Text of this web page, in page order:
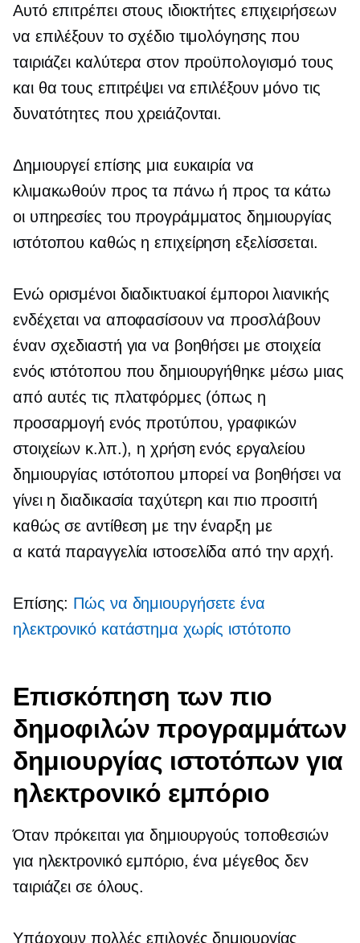
Αυτό επιτρέπει στους ιδιοκτήτες επιχειρήσεων
να επιλέξουν το σχέδιο τιμολόγησης που
ταιριάζει καλύτερα στον προϋπολογισμό τους
και θα τους επιτρέψει να επιλέξουν μόνο τις
δυνατότητες που χρειάζονται.
Δημιουργεί επίσης μια ευκαιρία να
κλιμακωθούν προς τα πάνω ή προς τα κάτω
οι υπηρεσίες του προγράμματος δημιουργίας
ιστότοπου καθώς η επιχείρηση εξελίσσεται.
Ενώ ορισμένοι διαδικτυακοί έμποροι λιανικής
ενδέχεται να αποφασίσουν να προσλάβουν
έναν σχεδιαστή για να βοηθήσει με στοιχεία
ενός ιστότοπου που δημιουργήθηκε μέσω μιας
από αυτές τις πλατφόρμες (όπως η
προσαρμογή ενός προτύπου, γραφικών
στοιχείων κ.λπ.), η χρήση ενός εργαλείου
δημιουργίας ιστότοπου μπορεί να βοηθήσει να
γίνει η διαδικασία ταχύτερη και πιο προσιτή
καθώς σε αντίθεση με την έναρξη με
α κατά παραγγελία ιστοσελίδα από την αρχή.
Επίσης: Πώς να δημιουργήσετε ένα
ηλεκτρονικό κατάστημα χωρίς ιστότοπο
Επισκόπηση των πιο
δημοφιλών προγραμμάτων
δημιουργίας ιστοτόπων για
ηλεκτρονικό εμπόριο
Όταν πρόκειται για δημιουργούς τοποθεσιών
για ηλεκτρονικό εμπόριο, ένα μέγεθος δεν
ταιριάζει σε όλους.
Υπάρχουν πολλές επιλογές δημιουργίας